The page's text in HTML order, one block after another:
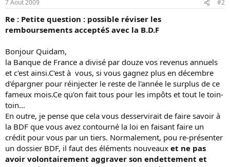
7 Aout 2009 #2
Re : Petite question : possible réviser les
remboursements acceptéS avec la B.D.F
Bonjour Quidam,
la Banque de France a divisé par douze vos revenus annuels
et c'est ainsi.C'est à vous, si vous gagnez plus en décembre
d'épargner pour réinjecter le reste de l'année le surplus de ce
fameux mois.Ce qu'on fait tous pour les impôts et tout le toin-
toin...
En outre, je pense que cela vous desservirait de faire savoir à
la BDF que vous avez contourné la loi en faisant faire un
crédit pour vous par un tiers. Normalement, pou re-présenter
un dossier BDF, il faut des éléments nouveaux et ne pas
avoir volontairement aggraver son endettement et